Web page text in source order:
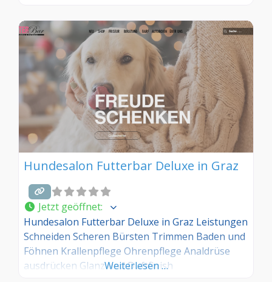
Hundesalon Futterbar Deluxe in Graz
Jetzt geöffnet:
Hundesalon Futterbar Deluxe in Graz Leistungen
Schneiden Scheren Bürsten Trimmen Baden und
Föhnen Krallenpflege Ohrenpflege Analdrüse
ausdrücken Glanz und Duftfinish
Weiterlesen …